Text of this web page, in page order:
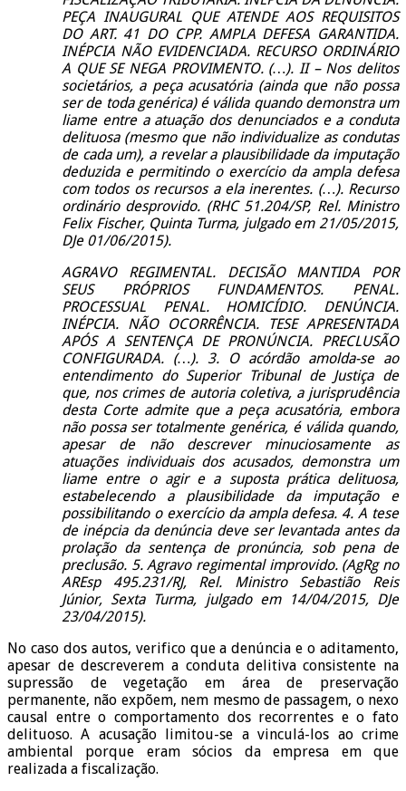
PEÇA INAUGURAL QUE ATENDE AOS REQUISITOS
DO ART. 41 DO CPP. AMPLA DEFESA GARANTIDA.
INÉPCIA NÃO EVIDENCIADA. RECURSO ORDINÁRIO
A QUE SE NEGA PROVIMENTO. (…). II – Nos delitos
societários, a peça acusatória (ainda que não possa
ser de toda genérica) é válida quando demonstra um
liame entre a atuação dos denunciados e a conduta
delituosa (mesmo que não individualize as condutas
de cada um), a revelar a plausibilidade da imputação
deduzida e permitindo o exercício da ampla defesa
com todos os recursos a ela inerentes. (…). Recurso
ordinário desprovido. (RHC 51.204/SP, Rel. Ministro
Felix Fischer, Quinta Turma, julgado em 21/05/2015,
DJe 01/06/2015).
AGRAVO REGIMENTAL. DECISÃO MANTIDA POR
SEUS PRÓPRIOS FUNDAMENTOS. PENAL.
PROCESSUAL PENAL. HOMICÍDIO. DENÚNCIA.
INÉPCIA. NÃO OCORRÊNCIA. TESE APRESENTADA
APÓS A SENTENÇA DE PRONÚNCIA. PRECLUSÃO
CONFIGURADA. (…). 3. O acórdão amolda-se ao
entendimento do Superior Tribunal de Justiça de
que, nos crimes de autoria coletiva, a jurisprudência
desta Corte admite que a peça acusatória, embora
não possa ser totalmente genérica, é válida quando,
apesar de não descrever minuciosamente as
atuações individuais dos acusados, demonstra um
liame entre o agir e a suposta prática delituosa,
estabelecendo a plausibilidade da imputação e
possibilitando o exercício da ampla defesa. 4. A tese
de inépcia da denúncia deve ser levantada antes da
prolação da sentença de pronúncia, sob pena de
preclusão. 5. Agravo regimental improvido. (AgRg no
AREsp 495.231/RJ, Rel. Ministro Sebastião Reis
Júnior, Sexta Turma, julgado em 14/04/2015, DJe
23/04/2015).
No caso dos autos, verifico que a denúncia e o aditamento,
apesar de descreverem a conduta delitiva consistente na
supressão de vegetação em área de preservação
permanente, não expõem, nem mesmo de passagem, o nexo
causal entre o comportamento dos recorrentes e o fato
delituoso. A acusação limitou-se a vinculá-los ao crime
ambiental porque eram sócios da empresa em que
realizada a fiscalização.